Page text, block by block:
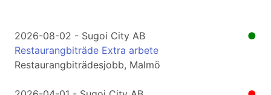
●
2026-08-02 - Sugoi City AB
Restaurangbiträde Extra arbete
Restaurangbiträdesjobb, Malmö